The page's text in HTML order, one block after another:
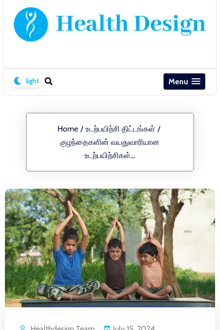
Menu
Home / உடற்பயிற்சி திட்டங்கள் /
குழந்தைகளின் வயதுவாரியான
உடற்பயிற்சிகள்…